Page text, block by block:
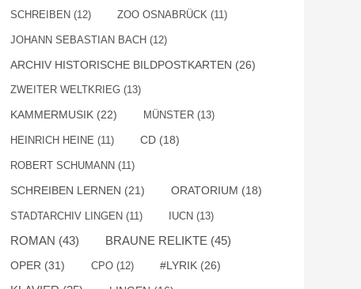
SCHREIBEN (12) ZOO OSNABRÜCK (11)
JOHANN SEBASTIAN BACH (12)
ARCHIV HISTORISCHE BILDPOSTKARTEN (26)
ZWEITER WELTKRIEG (13)
KAMMERMUSIK (22) MÜNSTER (13)
HEINRICH HEINE (11) CD (18)
ROBERT SCHUMANN (11)
SCHREIBEN LERNEN (21) ORATORIUM (18)
STADTARCHIV LINGEN (11) IUCN (13)
ROMAN (43) BRAUNE RELIKTE (45)
OPER (31) CPO (12) #LYRIK (26)